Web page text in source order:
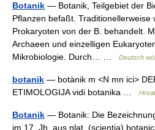
Botanik — Botanik, Teilgebiet der
Pflanzen befaßt. Traditionellerweise
Prokaryoten von der B. behandelt.
Archaeen und einzelligen
Mikrobiologie. Durch… …
Deutsch
botanik — botànik m <N mn ici>
ETIMOLOGIJA vidi botanika …
Botanik — Botanik: Die
im 17. Jh. aus nlat. (scientia)